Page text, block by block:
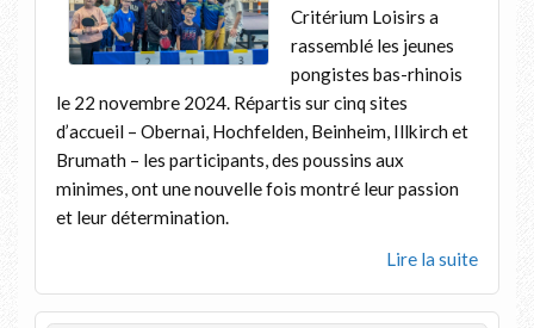
Critérium Loisirs a
rassemblé les jeunes
pongistes bas-rhinois
le 22 novembre 2024. Répartis sur cinq sites
d’accueil – Obernai, Hochfelden, Beinheim, Illkirch et
Brumath – les participants, des poussins aux
minimes, ont une nouvelle fois montré leur passion
et leur détermination.
Lire la suite